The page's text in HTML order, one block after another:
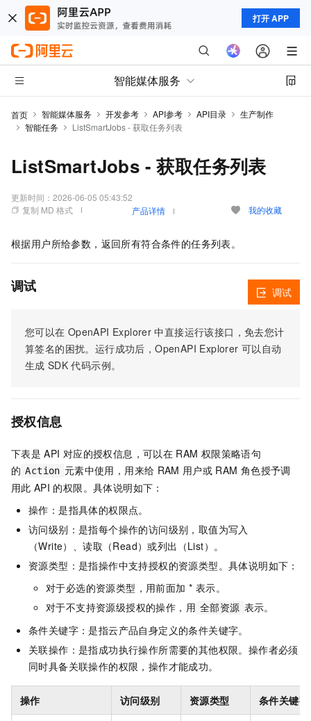
打开 APP
智能媒体服务
首页 智能媒体服务 开发参考 API参考 API目录
生产制作
智能任务
ListSmartJobs - 获取任务列表
ListSmartJobs - 获取任务列表
更新时间： 2026-06-05 05:43:52
复制 MD 格式
产品详情 我的收藏
根据用户所给参数，返回所有符合条件的任务列表。
调试
您可以在 OpenAPI Explorer 中直接运行该接口，免去您计
算签名的困扰。运行成功后，OpenAPI Explorer 可以自动
生成 SDK 代码示例。
调试
授权信息
下表是 API 对应的授权信息，可以在 RAM 权限策略语句
的 Action 元素中使用，用来给 RAM 用户或 RAM 角色授予调
用此 API 的权限。具体说明如下：
操作：是指具体的权限点。
访问级别：是指每个操作的访问级别，取值为写入
（Write）、读取（Read）或列出（List）。
资源类型：是指操作中支持授权的资源类型。具体说明如下：
对于必选的资源类型，用前面加 * 表示。
对于不支持资源级授权的操作，用 全部资源 表示。
条件关键字：是指云产品自身定义的条件关键字。
关联操作：是指成功执行操作所需要的其他权限。操作者必须
同时具备关联操作的权限，操作才能成功。
操作 访问级别 资源类型 条件关键字